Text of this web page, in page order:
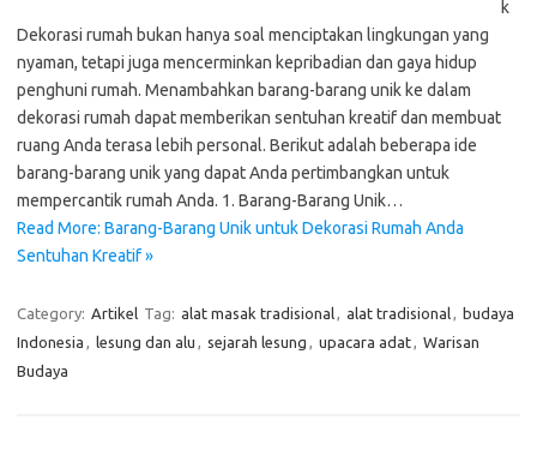
k
Dekorasi rumah bukan hanya soal menciptakan lingkungan yang
nyaman, tetapi juga mencerminkan kepribadian dan gaya hidup
penghuni rumah. Menambahkan barang-barang unik ke dalam
dekorasi rumah dapat memberikan sentuhan kreatif dan membuat
ruang Anda terasa lebih personal. Berikut adalah beberapa ide
barang-barang unik yang dapat Anda pertimbangkan untuk
mempercantik rumah Anda. 1. Barang-Barang Unik…
Read More: Barang-Barang Unik untuk Dekorasi Rumah Anda
Sentuhan Kreatif »
Category: Artikel Tag: alat masak tradisional, alat tradisional, budaya
Indonesia , lesung dan alu , sejarah lesung , upacara adat, Warisan
Budaya